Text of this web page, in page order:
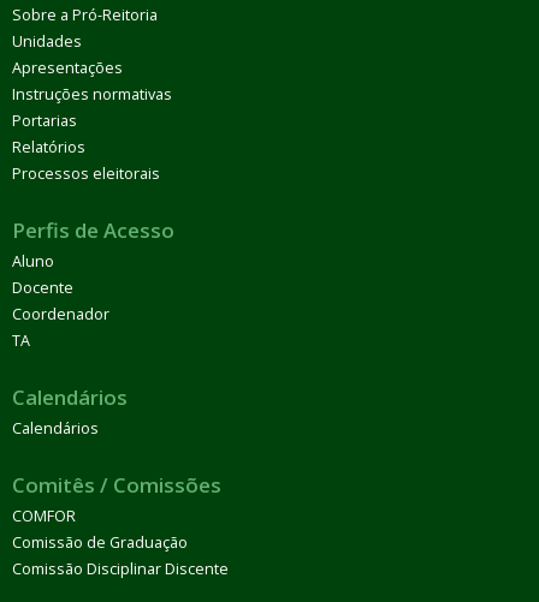
Sobre a Pró-Reitoria
Unidades
Apresentações
Instruções normativas
Portarias
Relatórios
Processos eleitorais
Perfis de Acesso
Aluno
Docente
Coordenador
TA
Calendários
Calendários
Comitês / Comissões
COMFOR
Comissão de Graduação
Comissão Disciplinar Discente